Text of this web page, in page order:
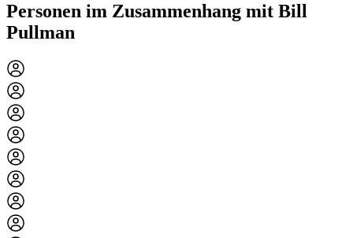
Personen im Zusammenhang mit Bill
Pullman